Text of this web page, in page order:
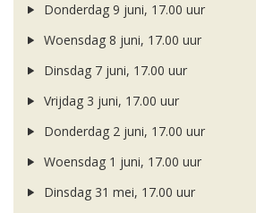
Donderdag 9 juni, 17.00 uur
Woensdag 8 juni, 17.00 uur
Dinsdag 7 juni, 17.00 uur
Vrijdag 3 juni, 17.00 uur
Donderdag 2 juni, 17.00 uur
Woensdag 1 juni, 17.00 uur
Dinsdag 31 mei, 17.00 uur